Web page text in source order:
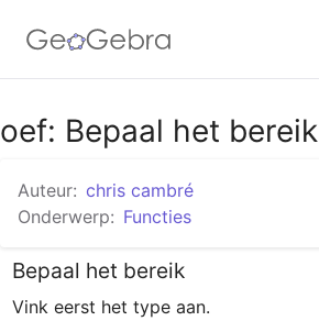
Google Classroom
GeoGebra Klaslokaal
oef: Bepaal het bereik
Auteur: chris cambré
Onderwerp: Functies
Bepaal het bereik
Vink eerst het type aan.